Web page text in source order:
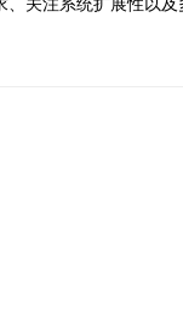
、关注系统扩展性以